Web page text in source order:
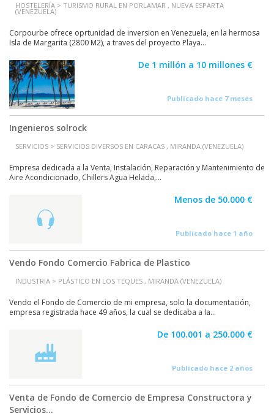
HOSTELERÍA > TURISMO RURAL EN PORLAMAR , NUEVA ESPARTA
(VENEZUELA)
Corpourbe ofrece oprtunidad de inversion en Venezuela, en la hermosa
Isla de Margarita (2800 M2), a traves del proyecto Playa...
De 1 millón a 10 millones €
Publicado hace 7 meses
Ingenieros solrock
SERVICIOS > SERVICIOS DIVERSOS EN CARACAS , MIRANDA (VENEZUELA)
Empresa dedicada a la Venta, Instalación, Reparación y Mantenimiento de
Aire Acondicionado, Chillers Agua Helada,...
Menos de 50.000 €
Publicado hace 1 año
Vendo Fondo Comercio Fabrica de Plastico
INDUSTRIA > PLÁSTICO EN LOS TEQUES , MIRANDA (VENEZUELA)
Vendo el Fondo de Comercio de mi empresa, solo la documentación,
empresa registrada hace 49 años, la cual se dedicaba a la...
De 100.001 a 250.000 €
Publicado hace 2 años
Venta de Fondo de Comercio de Empresa Constructora y
Servicios...